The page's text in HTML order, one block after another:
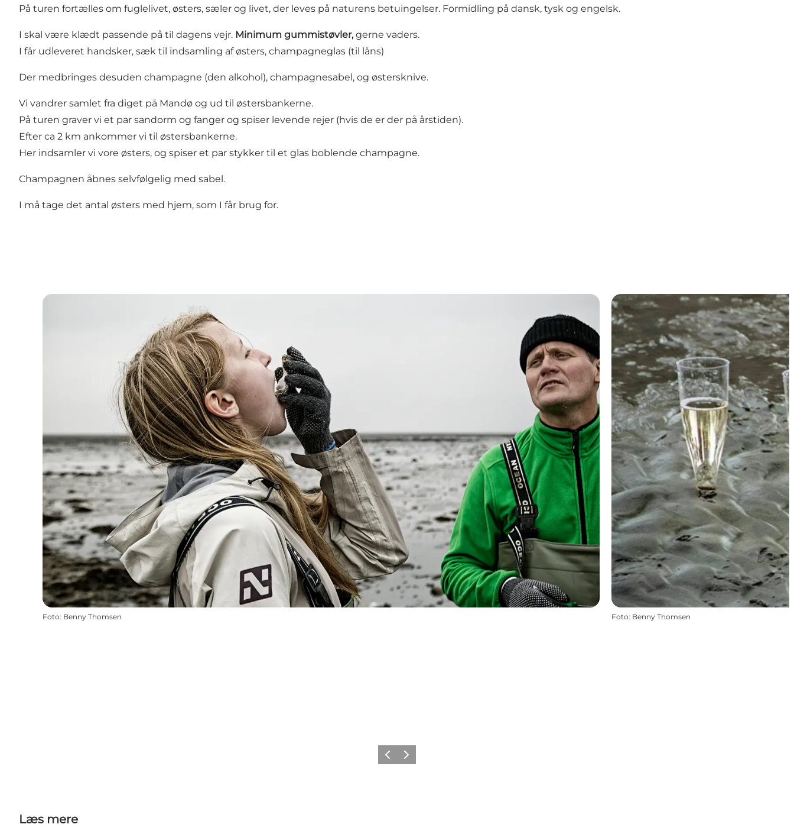
På turen fortælles om fuglelivet, østers, sæler og livet, der leves på naturens betuingelser. Formidling på dansk, tysk og engelsk.
I skal være klædt passende på til dagens vejr. Minimum gummistøvler, gerne vaders.
I får udleveret handsker, sæk til indsamling af østers, champagneglas (til låns)
Der medbringes desuden champagne (den alkohol), champagnesabel, og østersknive.
Vi vandrer samlet fra diget på Mandø og ud til østersbankerne.
På turen graver vi et par sandorm og fanger og spiser levende rejer (hvis de er der på årstiden).
Efter ca 2 km ankommer vi til østersbankerne.
Her indsamler vi vore østers, og spiser et par stykker til et glas boblende champagne.
Champagnen åbnes selvfølgelig med sabel.
I må tage det antal østers med hjem, som I får brug for.
Foto: Benny Thomsen Foto: Benny Thomsen
ForrigeNæste
Læs mere